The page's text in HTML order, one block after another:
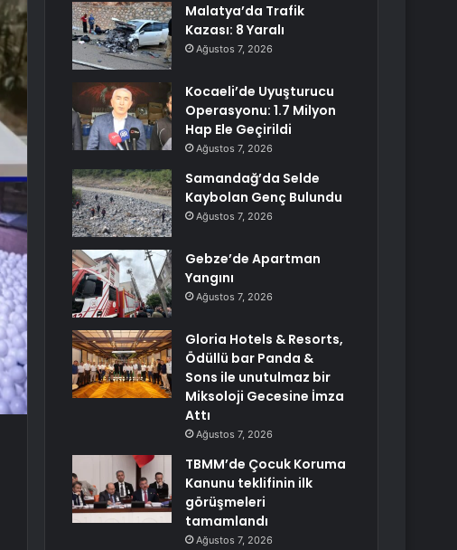
Malatya’da Trafik
Kazası: 8 Yaralı
Ağustos 7, 2026
Kocaeli’de Uyuşturucu
Operasyonu: 1.7 Milyon
Hap Ele Geçirildi
Ağustos 7, 2026
Samandağ’da Selde
Kaybolan Genç Bulundu
Ağustos 7, 2026
Gebze’de Apartman
Yangını
Ağustos 7, 2026
Gloria Hotels & Resorts,
Ödüllü bar Panda &
Sons ile unutulmaz bir
Miksoloji Gecesine İmza
Attı
Ağustos 7, 2026
TBMM’de Çocuk Koruma
Kanunu teklifinin ilk
görüşmeleri
tamamlandı
Ağustos 7, 2026